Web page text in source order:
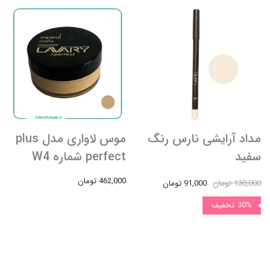
مداد آرایشی نارس رنگ
سفید
130,000 تومان
91,000 تومان
30% تخفیف
موس لاواری مدل plus
perfect شماره W4
462,000 تومان